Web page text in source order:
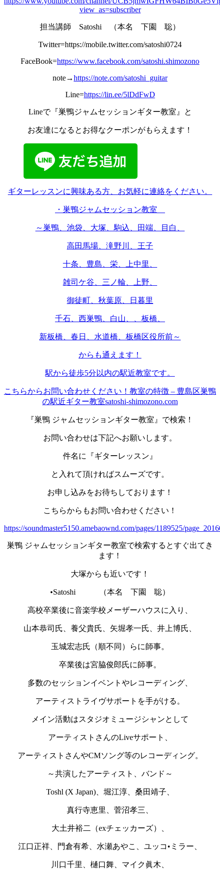
view_as=subscriber
担当講師 Satoshi （本名 下園 聡）
Twitter=https://mobile.twitter.com/satoshi0724
FaceBook=https://www.facebook.com/satoshi.shimozono
note→https://note.com/satoshi_guitar
Line=https://lin.ee/5lDdFwD
Lineで『巣鴨ジャムセッションギター教室』と
お友達になるとお得なクーポンがもらえます！
ギターレッスンに興味ある方、お気軽に連絡をください。
・巣鴨ジャムセッション教室
～巣鴨、池袋、大塚、駒込、田端、目白、
高田馬場、滝野川、王子
十条、豊島、栄、上中里、
雑司ケ谷、三ノ輪、上野、
御徒町、秋葉原、日暮里
千石、西巣鴨、白山、、板橋、
新板橋、春日、水道橋、板橋区役所前～
からも通えます！
駅から徒歩5分以内の駅近教室です。
こちらからお問い合わせください！ 教室の特徴 – 豊島区巣鴨
の駅近ギター教室satoshi-shimozono.com
『巣鴨 ジャムセッションギター教室』で検索！
お問い合わせは下記へお願いします。
件名に『ギターレッスン』
と入れて頂ければスムーズです。
お申し込みをお待ちしております！
こちらからもお問い合わせください！
https://soundmaster5150.amebaownd.com/pages/1189525/
巣鴨 ジャムセッションギター教室で検索するとすぐ出てき
ます！
大塚からも近いです！
•Satoshi （本名 下園 聡）
高校卒業後に音楽学校メーザーハウスに入り、
山本恭司氏、養父貴氏、矢堀孝一氏、井上博氏、
玉城宏志氏（順不同）らに師事。
卒業後は宮脇俊郎氏に師事。
多数のセッションイベントやレコーディング、
アーティストライヴサポートを手がける。
メイン活動はスタジオミュージシャンとして
アーティストさんのLiveサポート、
アーティストさんやCMソング等のレコーディング。
～共演したアーティスト、バンド～
Toshl (X Japan)、堀江淳、桑田靖子、
真行寺恵里、菅沼孝三、
大土井裕二（exチェッカーズ）、
江口正祥、門倉有希、水瀬あやこ、ユッコ•ミラー、
川口千里、樋口舞、マイク眞木、